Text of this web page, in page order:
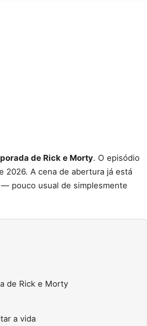
de Rick e Morty. O episódio
2026. A cena de abertura já está
pouco usual de simplesmente
de Rick e Morty
a vida